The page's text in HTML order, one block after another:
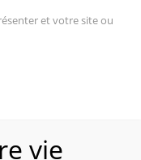
et votre site ou
vie